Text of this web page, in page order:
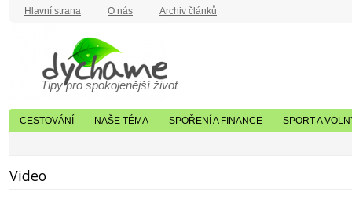
Hlavní strana O nás Archiv článků
Tipy pro spokojenější život
CESTOVÁNÍ NAŠE TÉMA SPOŘENÍ A FINANCE SPORT A
Video